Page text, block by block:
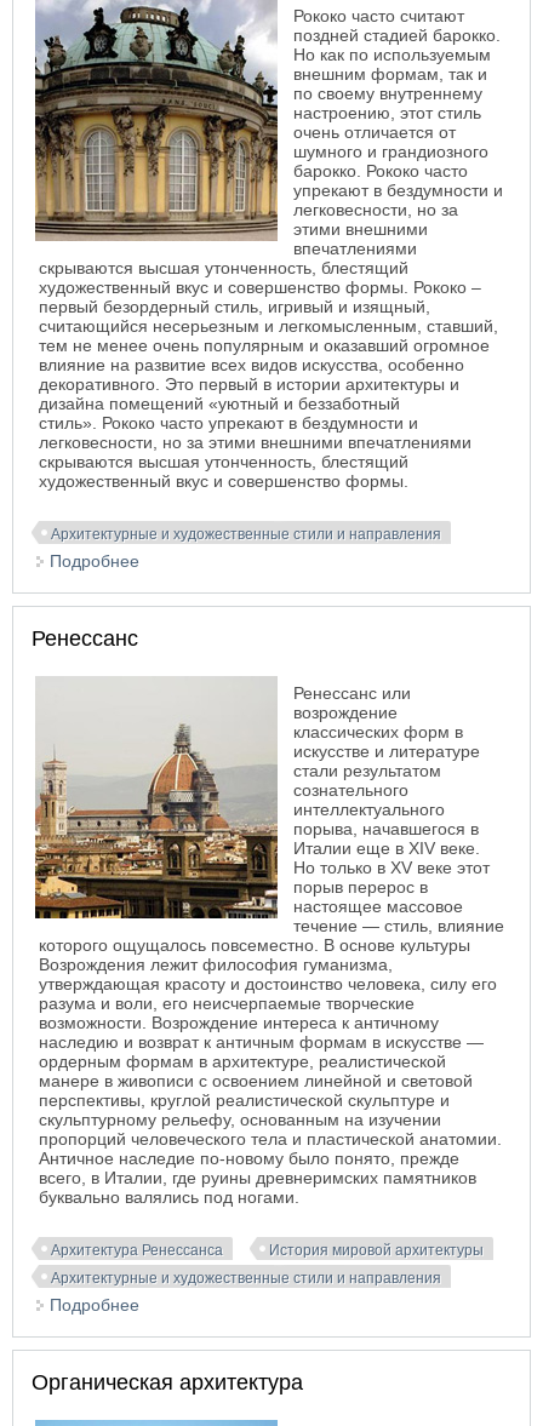
Рококо часто считают
поздней стадией барокко.
Но как по используемым
внешним формам, так и
по своему внутреннему
настроению, этот стиль
очень отличается от
шумного и грандиозного
барокко. Рококо часто
упрекают в бездумности и
легковесности, но за
этими внешними
впечатлениями
скрываются высшая утонченность, блестящий
художественный вкус и совершенство формы. Рококо –
первый безордерный стиль, игривый и изящный,
считающийся несерьезным и легкомысленным, ставший,
тем не менее очень популярным и оказавший огромное
влияние на развитие всех видов искусства, особенно
декоративного. Это первый в истории архитектуры и
дизайна помещений «уютный и беззаботный
стиль». Рококо часто упрекают в бездумности и
легковесности, но за этими внешними впечатлениями
скрываются высшая утонченность, блестящий
художественный вкус и совершенство формы.
Архитектурные и художественные стили и направления
Подробнее
Ренессанс
Ренессанс или
возрождение
классических форм в
искусстве и литературе
стали результатом
сознательного
интеллектуального
порыва, начавшегося в
Италии еще в XIV веке.
Но только в XV веке этот
порыв перерос в
настоящее массовое
течение — стиль, влияние
которого ощущалось повсеместно. В основе культуры
Возрождения лежит философия гуманизма,
утверждающая красоту и достоинство человека, силу его
разума и воли, его неисчерпаемые творческие
возможности. Возрождение интереса к античному
наследию и возврат к античным формам в искусстве —
ордерным формам в архитектуре, реалистической
манере в живописи с освоением линейной и световой
перспективы, круглой реалистической скульптуре и
скульптурному рельефу, основанным на изучении
пропорций человеческого тела и пластической анатомии.
Античное наследие по-новому было понято, прежде
всего, в Италии, где руины древнеримских памятников
буквально валялись под ногами.
Архитектура Ренессанса
История мировой архитектуры
Архитектурные и художественные стили и направления
Подробнее
Органическая архитектура